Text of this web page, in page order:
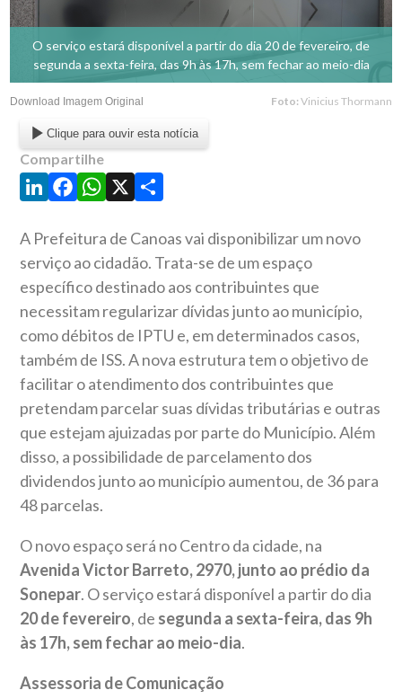
O serviço estará disponível a partir do dia 20 de fevereiro, de
segunda a sexta-feira, das 9h às 17h, sem fechar ao meio-dia
Download Imagem Original Foto: Vinicius Thormann
Clique para ouvir esta notícia
Compartilhe
LinkedIn
Facebook
WhatsApp
X Share
A Prefeitura de Canoas vai disponibilizar um novo
serviço ao cidadão. Trata-se de um espaço
específico destinado aos contribuintes que
necessitam regularizar dívidas junto ao município,
como débitos de IPTU e, em determinados casos,
também de ISS. A nova estrutura tem o objetivo de
facilitar o atendimento dos contribuintes que
pretendam parcelar suas dívidas tributárias e outras
que estejam ajuizadas por parte do Município. Além
disso, a possibilidade de parcelamento dos
dividendos junto ao município aumentou, de 36 para
48 parcelas.
O novo espaço será no Centro da cidade, na
Avenida Victor Barreto, 2970, junto ao prédio da
Sonepar. O serviço estará disponível a partir do dia
20 de fevereiro, de segunda a sexta-feira, das 9h
às 17h, sem fechar ao meio-dia.
Assessoria de Comunicação